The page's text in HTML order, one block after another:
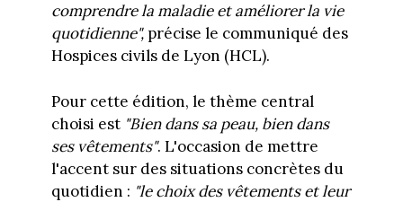
comprendre la maladie et améliorer la vie
quotidienne", précise le communiqué des
Hospices civils de Lyon (HCL).
Pour cette édition, le thème central
choisi est "Bien dans sa peau, bien dans
ses vêtements". L'occasion de mettre
l'accent sur des situations concrètes du
quotidien : "le choix des vêtements et leur